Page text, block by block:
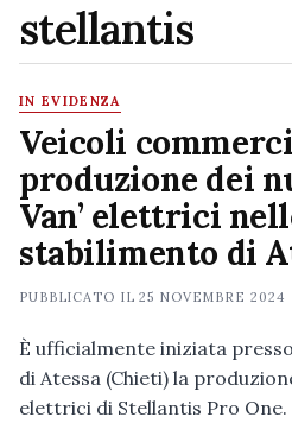
stellantis
IN EVIDENZA
Veicoli
produzione dei
Van’ elettrici
stabilimento di
PUBBLICATO IL25 NOVEMBRE 2024
È ufficialmente iniziata
di Atessa (Chieti) la
elettrici di Stellantis Pro